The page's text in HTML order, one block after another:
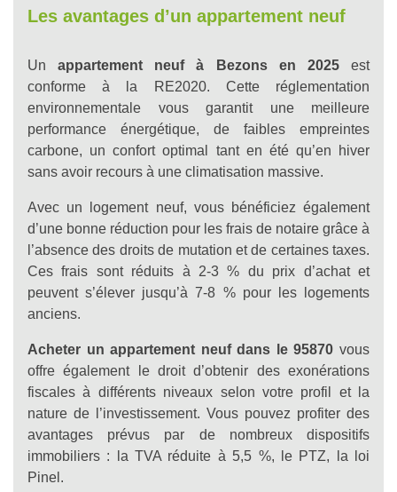
Les avantages d’un appartement neuf
Unappartement neuf à Bezons en 2025est
conforme à la RE2020. Cette réglementation
environnementale vous garantit une meilleure
performance énergétique, de faibles empreintes
carbone, un confort optimal tant en été qu’en hiver
sans avoir recours à une climatisation massive.
Avec un logement neuf, vous bénéficiez également
d’une bonne réduction pour les frais de notaire grâce à
l’absence des droits de mutation et de certaines taxes.
Ces frais sont réduits à 2-3 % du prix d’achat et
peuvent s’élever jusqu’à 7-8 % pour les logements
anciens.
Acheter un appartement neuf dans le 95870 vous
offre également le droit d’obtenir des exonérations
fiscales à différents niveaux selon votre profil et la
nature de l’investissement. Vous pouvez profiter des
avantages prévus par de nombreux dispositifs
immobiliers : la TVA réduite à 5,5 %, le PTZ, la loi
Pinel.